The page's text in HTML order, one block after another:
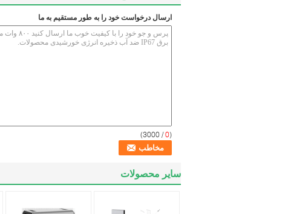
ارسال درخواست خود را به طور مستقیم به ما
(
0
/ 3000)
سایر محصولات